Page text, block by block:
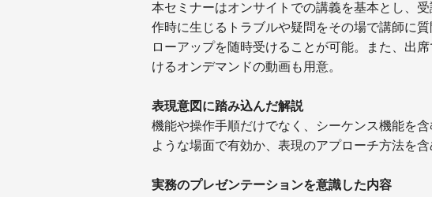
本セミナーはオンサイトでの講義を基本とし、
作時に生じるトラブルや疑問をその場で講師に
ローアップを随時受けることが可能。また、出
けるオンデマンドの動画も用意。
表現意図に踏み込んだ解説
機能や操作手順だけでなく、シーケンス機能を
ような場面で有効か、表現のアプローチ方法を含
実務のプレゼンテーションを意識した内容